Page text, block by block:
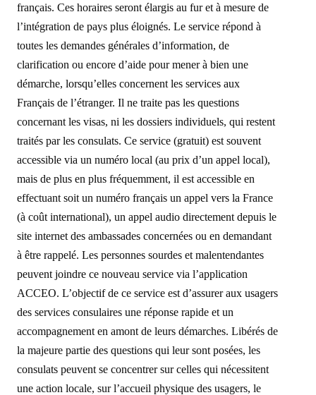
français. Ces horaires seront élargis au fur et à mesure de
l’intégration de pays plus éloignés. Le service répond à
toutes les demandes générales d’information, de
clarification ou encore d’aide pour mener à bien une
démarche, lorsqu’elles concernent les services aux
Français de l’étranger. Il ne traite pas les questions
concernant les visas, ni les dossiers individuels, qui restent
traités par les consulats. Ce service (gratuit) est souvent
accessible via un numéro local (au prix d’un appel local),
mais de plus en plus fréquemment, il est accessible en
effectuant soit un numéro français un appel vers la France
(à coût international), un appel audio directement depuis le
site internet des ambassades concernées ou en demandant
à être rappelé. Les personnes sourdes et malentendantes
peuvent joindre ce nouveau service via l’application
ACCEO. L’objectif de ce service est d’assurer aux usagers
des services consulaires une réponse rapide et un
accompagnement en amont de leurs démarches. Libérés de
la majeure partie des questions qui leur sont posées, les
consulats peuvent se concentrer sur celles qui nécessitent
une action locale, sur l’accueil physique des usagers, le